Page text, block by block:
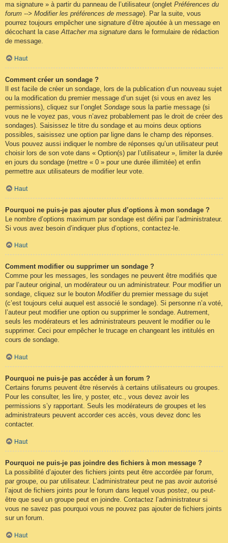
ma signature » à partir du panneau de l’utilisateur (onglet Préférences du
forum --> Modifier les préférences de message). Par la suite, vous
pourrez toujours empêcher une signature d’être ajoutée à un message en
décochant la caseAttacher ma signature dans le formulaire de rédaction
de message.
Haut
Comment créer un sondage ?
Il est facile de créer un sondage, lors de la publication d’un nouveau sujet
ou la modification du premier message d’un sujet (si vous en avez les
permissions), cliquez sur l’onglet Sondage sous la partie message (si
vous ne le voyez pas, vous n’avez probablement pas le droit de créer des
sondages). Saisissez le titre du sondage et au moins deux options
possibles, saisissez une option par ligne dans le champ des réponses.
Vous pouvez aussi indiquer le nombre de réponses qu’un utilisateur peut
choisir lors de son vote dans « Option(s) par l’utilisateur », limiter la durée
en jours du sondage (mettre « 0 » pour une durée illimitée) et enfin
permettre aux utilisateurs de modifier leur vote.
Haut
Pourquoi ne puis-je pas ajouter plus d’options à mon sondage ?
Le nombre d’options maximum par sondage est défini par l’administrateur.
Si vous avez besoin d’indiquer plus d’options, contactez-le.
Haut
Comment modifier ou supprimer un sondage ?
Comme pour les messages, les sondages ne peuvent être modifiés que
par l’auteur original, un modérateur ou un administrateur. Pour modifier un
sondage, cliquez sur le bouton Modifierdu premier message du sujet
(c’est toujours celui auquel est associé le sondage). Si personne n’a voté,
l’auteur peut modifier une option ou supprimer le sondage. Autrement,
seuls les modérateurs et les administrateurs peuvent le modifier ou le
supprimer. Ceci pour empêcher le trucage en changeant les intitulés en
cours de sondage.
Haut
Pourquoi ne puis-je pas accéder à un forum ?
Certains forums peuvent être réservés à certains utilisateurs ou groupes.
Pour les consulter, les lire, y poster, etc., vous devez avoir les
permissions s’y rapportant. Seuls les modérateurs de groupes et les
administrateurs peuvent accorder ces accès, vous devez donc les
contacter.
Haut
Pourquoi ne puis-je pas joindre des fichiers à mon message ?
La possibilité d’ajouter des fichiers joints peut être accordée par forum,
par groupe, ou par utilisateur. L’administrateur peut ne pas avoir autorisé
l’ajout de fichiers joints pour le forum dans lequel vous postez, ou peut-
être que seul un groupe peut en joindre. Contactez l’administrateur si
vous ne savez pas pourquoi vous ne pouvez pas ajouter de fichiers joints
sur un forum.
Haut